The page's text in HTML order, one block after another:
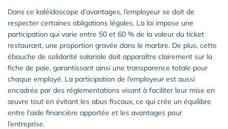
Dans ce kaléidoscope d’avantages, l’employeur se doit de
respecter certaines obligations légales. La loi impose une
participation qui varie entre 50 et 60 % de la valeur du ticket
restaurant, une proportion gravée dans le marbre. De plus, cette
ébauche de solidarité salariale doit apparaître clairement sur la
fiche de paie, garantissant ainsi une transparence totale pour
chaque employé. La participation de l’employeur est aussi
encadrée par des réglementations visant à faciliter leur mise en
œuvre tout en évitant les abus fiscaux, ce qui crée un équilibre
entre l’aide financière apportée et les avantages pour
l’entreprise.